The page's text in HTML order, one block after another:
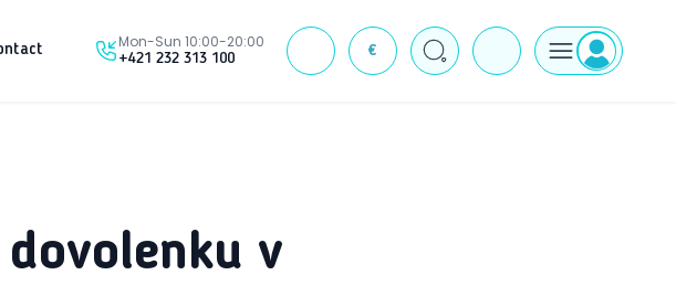
Mon-Sun 10:00-20:00
+421 232 313 100 € J
v